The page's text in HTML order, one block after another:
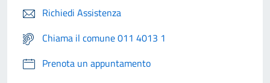
Richiedi Assistenza
Chiama il comune 011 4013 1
Prenota un appuntamento